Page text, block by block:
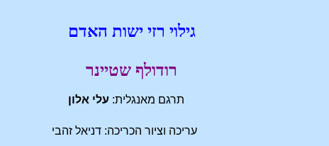
גילוי רזי ישות האדם
רודולף שטיינר
תרגם מאנגלית: עלי אלון
עריכה וציור הכריכה: דניאל זהבי